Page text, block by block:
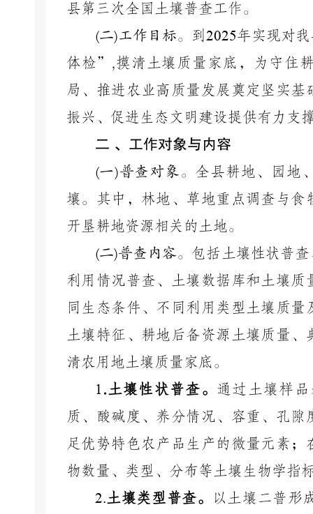
县第三次全国土壤普查工作。
(二)工作目标。 到 2025年实现对
体检” ,摸清土壤质量家底，为守住
局、推进农业高质量发展奠定坚实
振兴、促进生态文明建设提供有力支
二 、工作对象与内容
(一)普查对象。 全县耕地、园地
壤。其中，林地、草地重点调查与
开垦耕地资源相关的土地。
(二)普查内容。 包括土壤性状普
利用情况普查、土壤数据库和土壤
同生态条件、不同利用类型土壤质
土壤特征、耕地后备资源土壤质量
清农用地土壤质量家底。
1 .土壤性状普查。 通过土壤样
质、酸碱度、养分情况、容重、孔
足优势特色农产品生产的微量元素
物数量、类型、分布等土壤生物学指
2.土壤类型普查。
以土壤二普形